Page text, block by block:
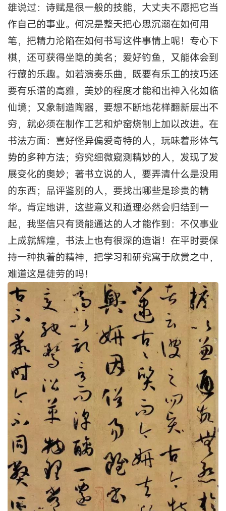
雄说过：诗赋是很一般的技能，大丈夫不愿把它当
作自己的事业。何况是整天把心思沉溺在如何用
笔，把精力沦陷在如何书写这件事情上呢！专心下
棋，还可获得坐隐的美名；爱好钓鱼，又能体会到
行藏的乐趣。如若演奏乐曲，既要有乐工的技巧还
要有乐谱的高雅，美妙的程度才能和出神入化如临
仙境；又象制造陶器，要想不断地花样翻新层出不
穷，就必须在制作工艺和炉窑烧制上加以改进。在
书法方面：喜好怪异偏爱奇特的人，玩味着形体气
势的多种方法；穷究细微窥测精妙的人，发现了发
展变化的奥妙；著书立说的人，要弄清什么是没用
的东西；品评鉴别的人，要找出哪些是珍贵的精
华。肯定地讲，这些意义和道理必然会归结到一
起，我坚信只有贤能通达的人才能作到：不仅事业
上成就辉煌，书法上也有很深的造诣！在平时要保
持一种执着的精神，把学习和研究寓于欣赏之中，
难道这是徒劳的吗！